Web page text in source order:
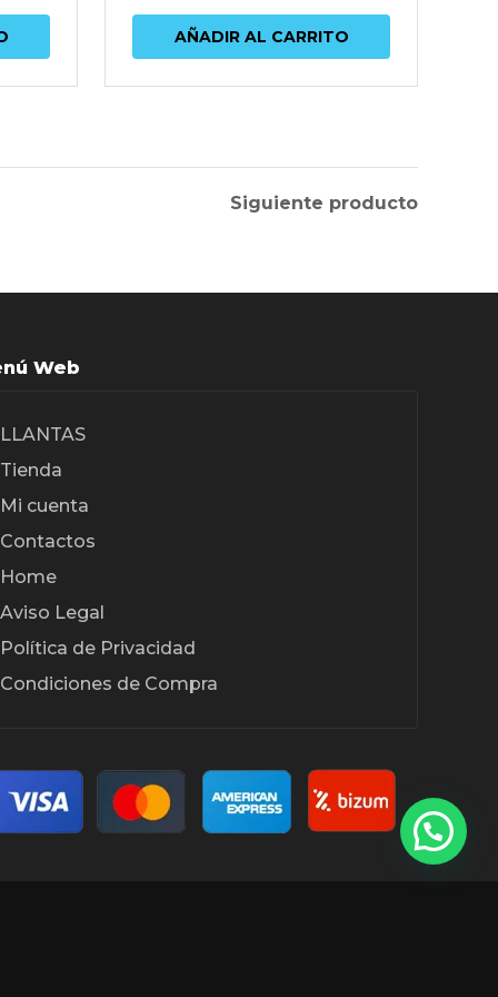
AÑADIR AL CARRITO
Siguiente producto
Web
LLANTAS
Tienda
Mi cuenta
Contactos
Home
Aviso Legal
Política de Privacidad
Condiciones de Compra